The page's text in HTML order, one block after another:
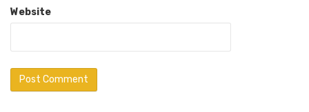
Website